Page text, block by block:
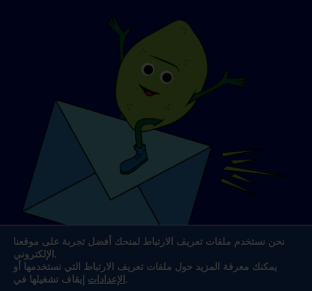
نحن نستخدم ملفات تعريف الارتباط لمنحك أفضل تجربة على موقعنا
الإلكتروني.
يمكنك معرفة المزيد حول ملفات تعريف الارتباط التي نستخدمها أو
الإعدادات.